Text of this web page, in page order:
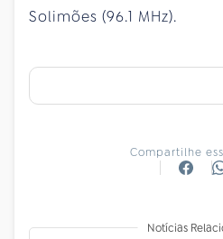
Solimões (96.1 MHz).
Compartilhe
Notícias